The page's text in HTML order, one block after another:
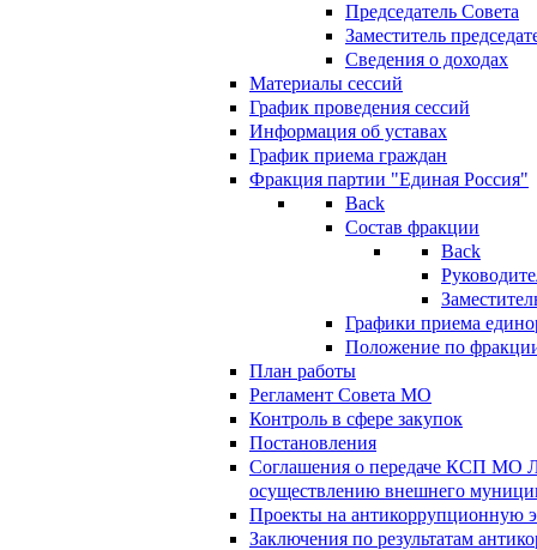
Председатель Совета
Заместитель
Сведения о доходах
Материалы сессий
График проведения сессий
Информация об уставах
График приема граждан
Фракция партии "Единая Россия"
Back
Состав фракции
Back
Графики приема
Положение по
План работы
Регламент Совета МО
Контроль в сфере закупок
Постановления
Соглашения о передаче КСП МО
осуществлению внешнего
Проекты на антикоррупционную
Заключения по результатам